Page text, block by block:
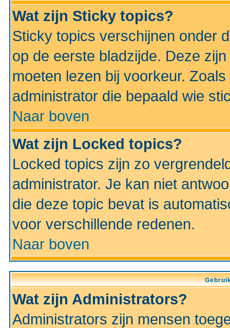
Wat zijn Sticky topics?
Sticky topics verschijnen onder
op de eerste bladzijde. Deze
moeten lezen bij voorkeur.
administrator die bepaald wie
Naar boven
Wat zijn Locked topics?
Locked topics zijn zo
administrator. Je kan niet
die deze topic bevat is
voor verschillende redenen.
Naar boven
Wat zijn Administrators?
Administrators zijn mensen